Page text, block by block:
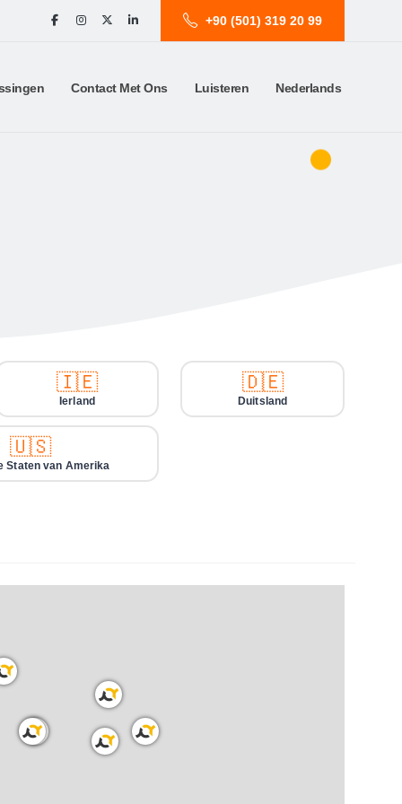
+90 (501) 319 20 99
Contact Met Ons Luisteren Nederlands
🇮🇪
Ierland
🇩🇪
Duitsland
🇺🇸
Staten van Amerika